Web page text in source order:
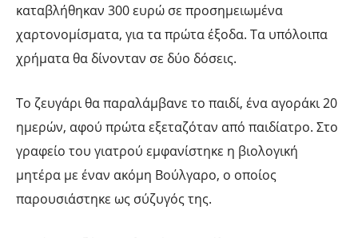
καταβλήθηκαν 300 ευρώ σε προσημειωμένα
χαρτονομίσματα, για τα πρώτα έξοδα. Τα υπόλοιπα
χρήματα θα δίνονταν σε δύο δόσεις.
Το ζευγάρι θα παραλάμβανε το παιδί, ένα αγοράκι 20
ημερών, αφού πρώτα εξεταζόταν από παιδίατρο. Στο
γραφείο του γιατρού εμφανίστηκε η βιολογική
μητέρα με έναν ακόμη Βούλγαρο, ο οποίος
παρουσιάστηκε ως σύζυγός της.